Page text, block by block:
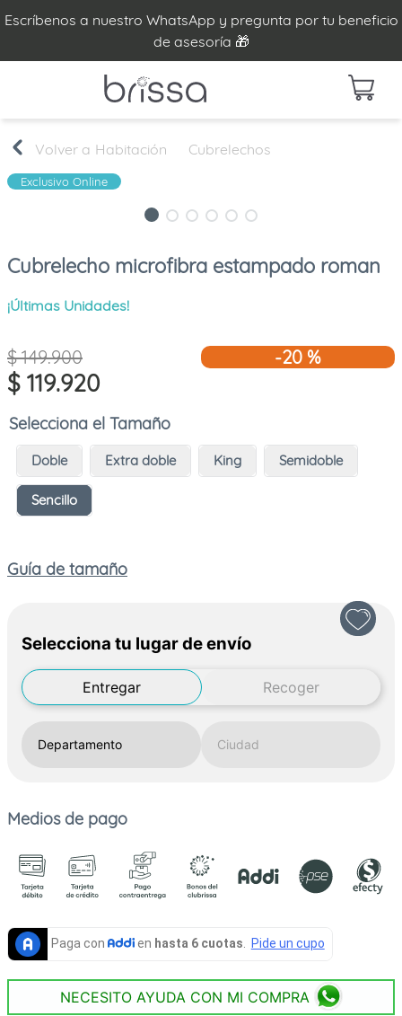
Escríbenos a nuestro WhatsApp y pregunta por tu beneficio
de asesoría 🎁
Habitación Cubrelechos
Exclusivo Online
Cubrelecho microfibra estampado roman
¡Últimas Unidades!
$ 149.900
$ 119.920
-20 %
Tamaño
Doble Extra doble King Semidoble
Sencillo
Guía de tamaño
Selecciona tu lugar de envío
Entregar Recoger
Medios de pago
NECESITO AYUDA CON MI COMPRA